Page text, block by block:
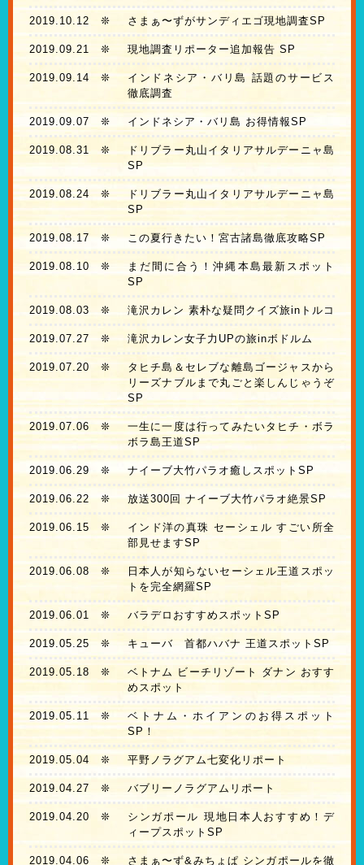
2019.10.12 ❊ さまぁ〜ずがサンディエゴ現地調査SP
2019.09.21 ❊ 現地調査リポーター追加報告 SP
2019.09.14❊
インドネシア・バリ島 話題のサービス
徹底調査
2019.09.07 ❊ インドネシア・バリ島 お得情報SP
2019.08.31 ❊
ドリブラー丸山イタリアサルデーニャ島
SP
2019.08.24 ❊
ドリブラー丸山イタリアサルデーニャ島
SP
2019.08.17❊ この夏行きたい！宮古諸島徹底攻略SP
2019.08.10 ❊
まだ間に合う！沖縄本島最新スポット
SP
2019.08.03 ❊ 滝沢カレン 素朴な疑問クイズ旅inトルコ
2019.07.27 ❊ 滝沢カレン女子力UPの旅inボドルム
2019.07.20 ❊
タヒチ島＆セレブな離島ゴージャスから
リーズナブルまで丸ごと楽しんじゃうぞ
SP
2019.07.06❊
一生に一度は行ってみたいタヒチ・ボラ
ボラ島王道SP
2019.06.29 ❊ ナイーブ大竹パラオ癒しスポットSP
2019.06.22 ❊ 放送300回 ナイーブ大竹パラオ絶景SP
2019.06.15 ❊
インド洋の真珠 セーシェル すごい所全
部見せますSP
2019.06.08 ❊
日本人が知らないセーシェル王道スポッ
トを完全網羅SP
2019.06.01 ❊ バラデロおすすめスポットSP
2019.05.25 ❊ キューバ 首都ハバナ 王道スポットSP
2019.05.18 ❊
ベトナム ビーチリゾート ダナン おすす
めスポット
2019.05.11 ❊
ベトナム・ホイアンのお得スポット
SP！
2019.05.04 ❊ 平野ノラグアム七変化リポート
2019.04.27 ❊ バブリーノラグアムリポート
2019.04.20 ❊
シンガポール 現地日本人おすすめ！デ
ィープスポットSP
2019.04.06 ❊ さまぁ〜ず&みちょぱ シンガポールを徹